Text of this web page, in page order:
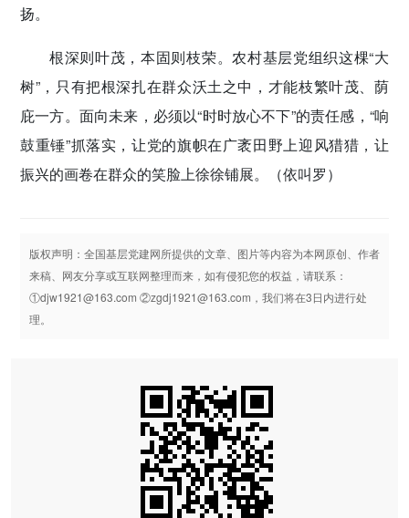
扬。
根深则叶茂，本固则枝荣。农村基层党组织这棵“大
树”，只有把根深扎在群众沃土之中，才能枝繁叶茂、荫
庇一方。面向未来，必须以“时时放心不下”的责任感，“响
鼓重锤”抓落实，让党的旗帜在广袤田野上迎风猎猎，让
振兴的画卷在群众的笑脸上徐徐铺展。
（依叫罗）
版权声明：全国基层党建网所提供的文章、图片等内容为本网原创、作者
来稿、网友分享或互联网整理而来，如有侵犯您的权益，请联系：
①djw1921@163.com ②zgdj1921@163.com，我们将在3日内进行处
理。